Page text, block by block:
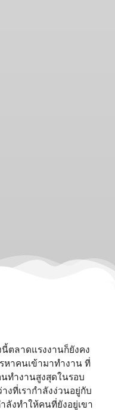
ตลาดแรงงานก็ยังคง
หาคนเข้ามาทำงาน ที่
ทำงานสูงสุดในรอบ
งที่เรากำลังง่วนอยู่กับ
ลังทำให้คนที่ยังอยู่เขา